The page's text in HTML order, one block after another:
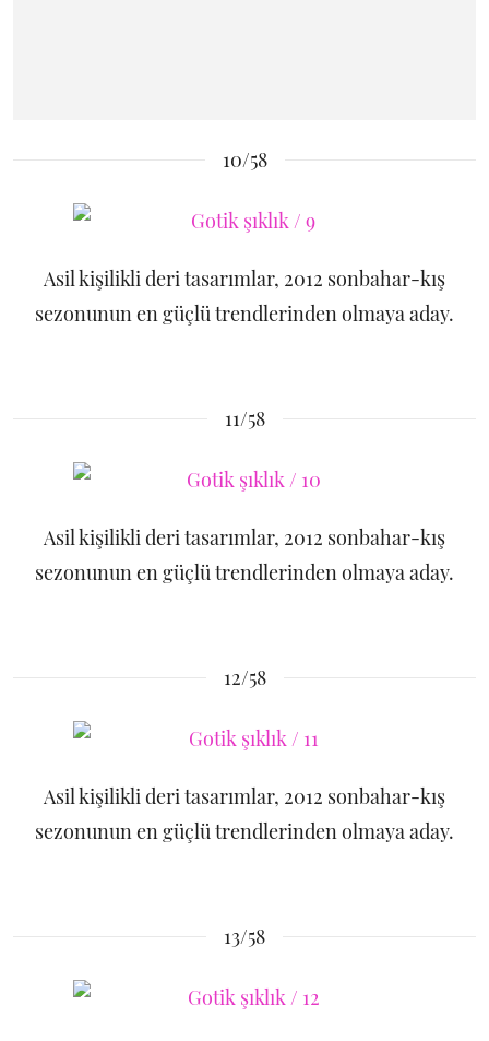
10/58
Asil kişilikli deri tasarımlar, 2012 sonbahar-kış
sezonunun en güçlü trendlerinden olmaya aday.
11/58
Asil kişilikli deri tasarımlar, 2012 sonbahar-kış
sezonunun en güçlü trendlerinden olmaya aday.
12/58
Asil kişilikli deri tasarımlar, 2012 sonbahar-kış
sezonunun en güçlü trendlerinden olmaya aday.
13/58